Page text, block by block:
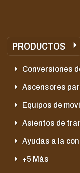
PRODUCTOS
Conversiones
Ascensores
Equipos de
Asientos de
Ayudas a la
+5 Más